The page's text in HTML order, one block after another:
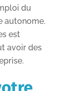
du
autonome.
est
avoir des